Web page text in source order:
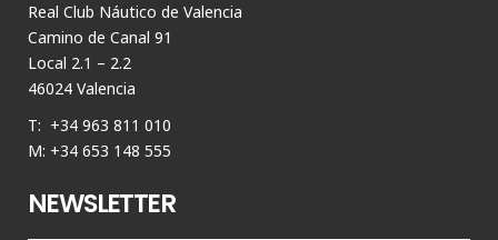
Real Club Náutico de Valencia
Camino de Canal 91
Local 2.1 – 2.2
46024 Valencia
T: +34 963 811 010
M: +34 653 148 555
NEWSLETTER